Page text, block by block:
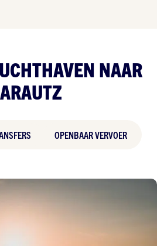
NAAR
OPENBAAR VERVOER